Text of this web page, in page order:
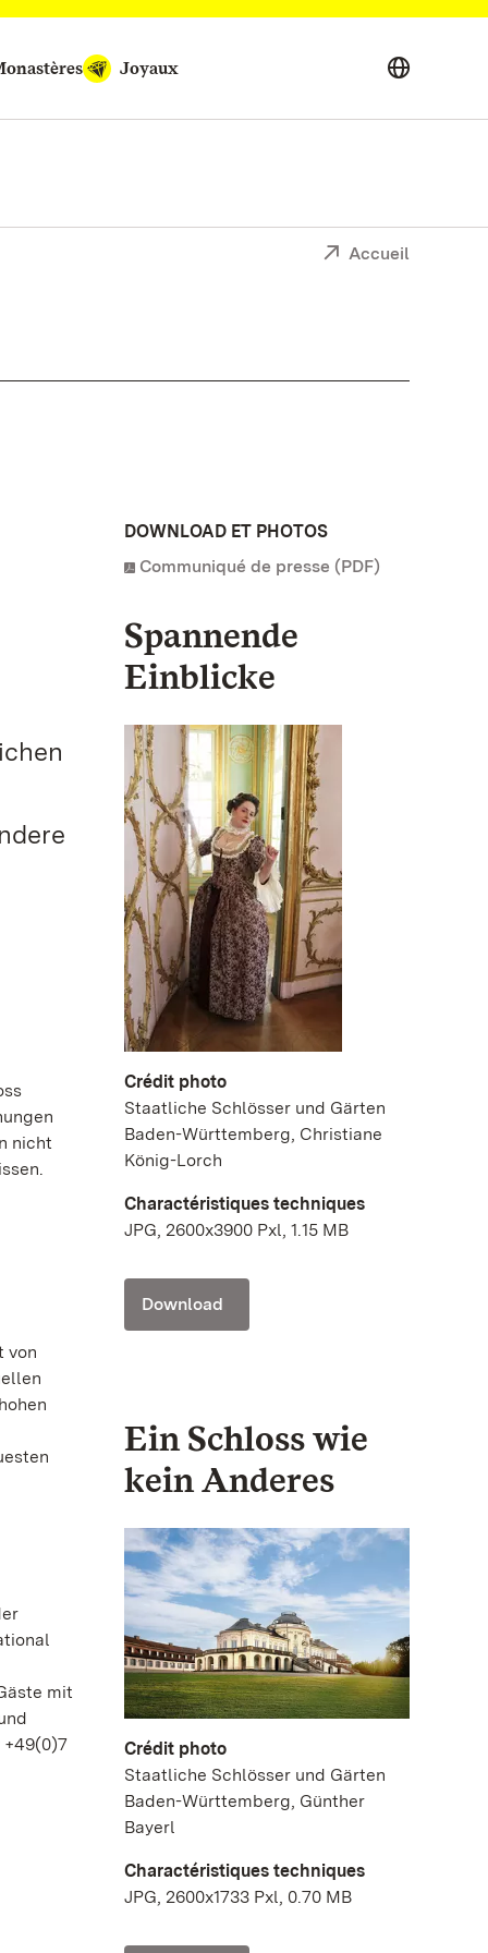
Joyaux
Accueil
nicht
von
mit
DOWNLOAD ET PHOTOS
Communiqué de presse (PDF)
Spannende
Einblicke
Crédit photo
Staatliche Schlösser und Gärten
Baden-Württemberg, Christiane
König-Lorch
Charactéristiques techniques
JPG, 2600x3900 Pxl, 1.15 MB
Download
Ein Schloss wie
kein Anderes
Crédit photo
Staatliche Schlösser und Gärten
Baden-Württemberg, Günther
Bayerl
Charactéristiques techniques
JPG, 2600x1733 Pxl, 0.70 MB